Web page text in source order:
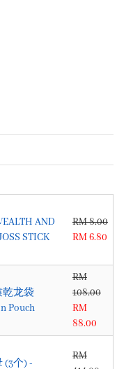
AND
STICK
RM 8.00
RM 6.80
龙袋
Pouch
RM
108.00
RM
88.00
(3个) -
RM